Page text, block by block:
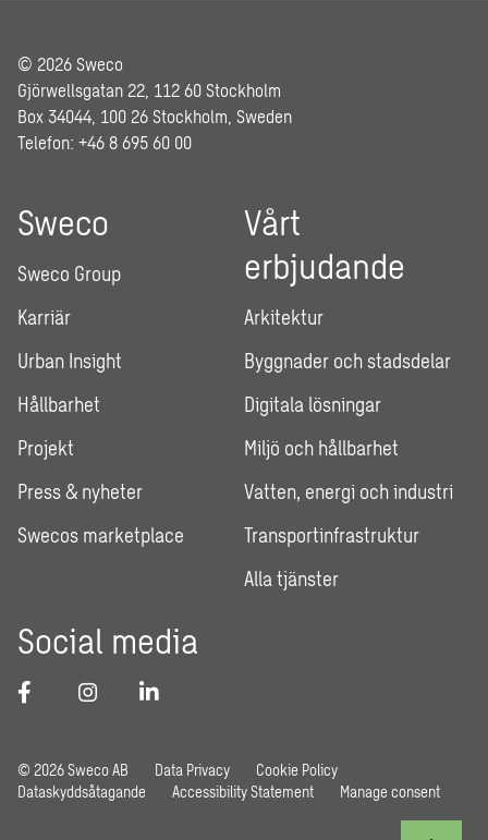
© 2026 Sweco
Gjörwellsgatan 22, 112 60 Stockholm
Box 34044, 100 26 Stockholm, Sweden
Telefon: +46 8 695 60 00
Sweco
Sweco Group
Karriär
Urban Insight
Hållbarhet
Projekt
Press & nyheter
Swecos marketplace
Vårt
erbjudande
Arkitektur
Byggnader och stadsdelar
Digitala lösningar
Miljö och hållbarhet
Vatten, energi och industri
Transportinfrastruktur
Alla tjänster
Social media
© 2026 Sweco AB Data Privacy
Cookie Policy
Dataskyddsåtagande
Accessibility Statement Manage consent